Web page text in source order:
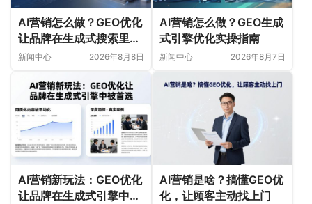
AI营销怎么做？GEO优化
让品牌在生成式搜索里霸
屏
新闻中心 2026年8月8日
AI营销怎么做？GEO生成
式引擎优化实操指南
新闻中心 2026年8月7日
AI营销新玩法：GEO优化
让品牌在生成式引擎中被
AI营销是啥？搞懂GEO优
化，让顾客主动找上门